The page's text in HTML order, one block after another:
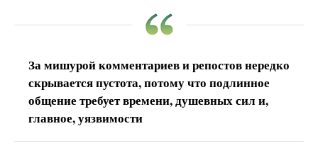
За мишурой комментариев и репостов нередко
скрывается пустота, потому что подлинное
общение требует времени, душевных сил и,
главное, уязвимости